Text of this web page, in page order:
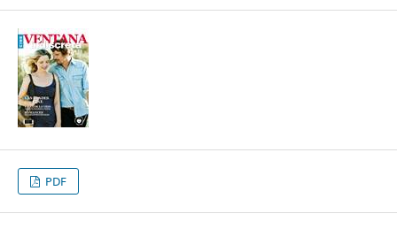
PDF